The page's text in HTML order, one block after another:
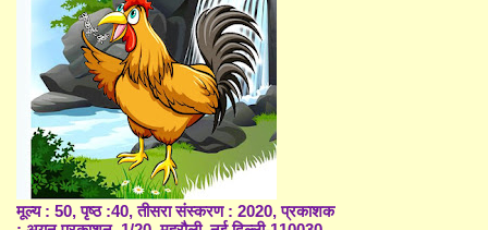
मूल्य : 50, पृष्ठ :40, तीसरा संस्करण : 2020, प्रकाशक